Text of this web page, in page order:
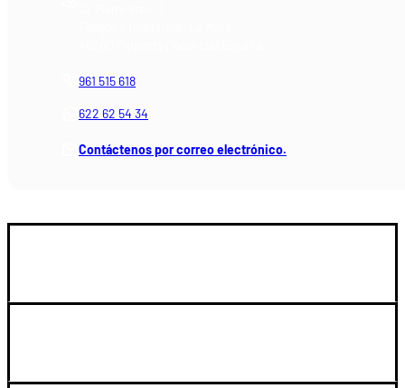
961 515 618
622 62 54 34
Contáctenos por correo electrónico.